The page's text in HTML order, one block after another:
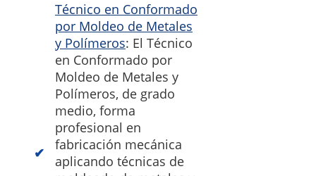
Técnico en Conformado
por Moldeo de Metales
y Polímeros: El Técnico
en Conformado por
Moldeo de Metales y
Polímeros, de grado
medio, forma
profesional en
fabricación mecánica
aplicando técnicas de